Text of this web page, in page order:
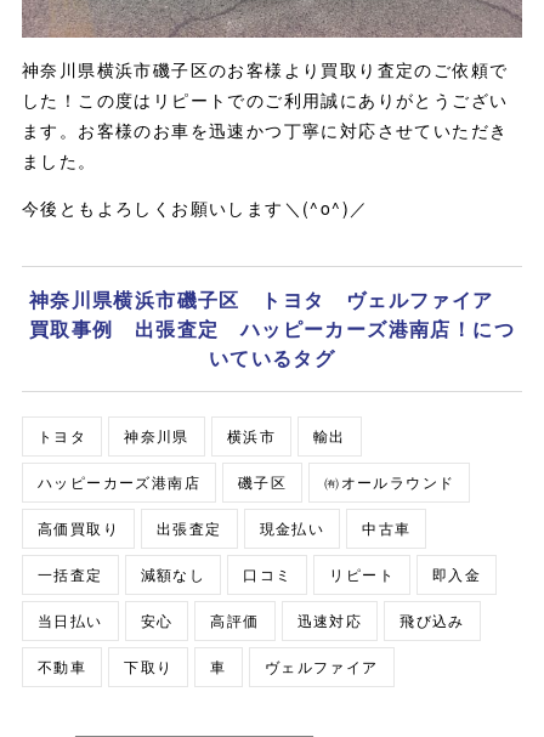
神奈川県横浜市磯子区のお客様より買取り査定のご依頼で
した！この度はリピートでのご利用誠にありがとうござい
ます。お客様のお車を迅速かつ丁寧に対応させていただき
ました。
今後ともよろしくお願いします＼(^o^)／
神奈川県横浜市磯子区 トヨタ ヴェルファイア
買取事例 出張査定 ハッピーカーズ港南店！につ
いているタグ
トヨタ 神奈川県 横浜市 輸出
ハッピーカーズ港南店 磯子区 ㈲オールラウンド
高価買取り 出張査定 現金払い 中古車
一括査定 減額なし 口コミ リピート 即入金
当日払い 安心 高評価 迅速対応 飛び込み
不動車 下取り 車 ヴェルファイア